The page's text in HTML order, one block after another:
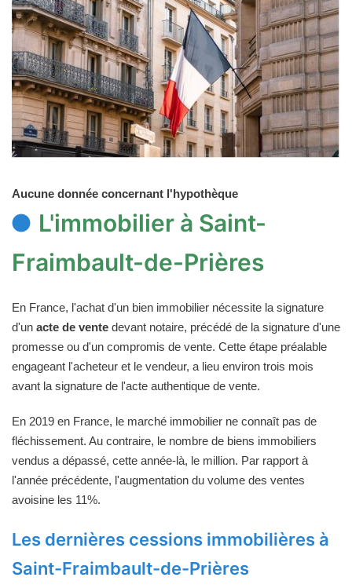
Aucune donnée concernant l'hypothèque
L'immobilier à Saint-
Fraimbault-de-Prières
En France, l'achat d'un bien immobilier nécessite la signature
d'un acte de vente devant notaire, précédé de la signature d'une
promesse ou d'un compromis de vente. Cette étape préalable
engageant l'acheteur et le vendeur, a lieu environ trois mois
avant la signature de l'acte authentique de vente.
En 2019 en France, le marché immobilier ne connaît pas de
fléchissement. Au contraire, le nombre de biens immobiliers
vendus a dépassé, cette année-là, le million. Par rapport à
l'année précédente, l'augmentation du volume des ventes
avoisine les 11%.
Les dernières cessions immobilières à
Saint-Fraimbault-de-Prières